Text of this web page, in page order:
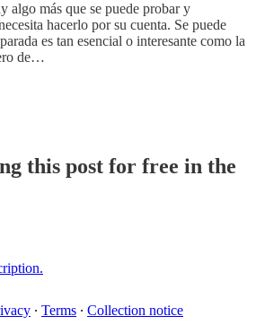
algo más que se puede probar y
hacerlo por su cuenta. Se puede
es tan esencial o interesante como la
de…
this post for free in the
∙ Terms ∙ Collection notice